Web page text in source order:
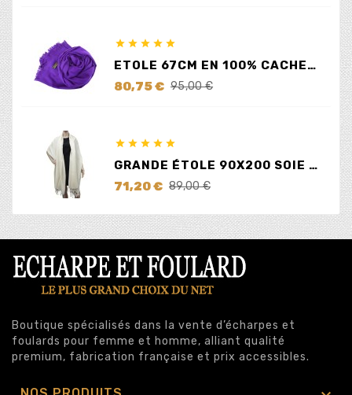
    
ETOLE 67CM EN 100% CACHEMIRE LILAS
80,75 € 95,00 €
    
GRANDE ÉTOLE 90X200 SOIE ET CACHEMIRE ÉCRUE
71,20 € 89,00 €
base
Boutique spécialisés dans la vente d’écharpes et
foulards pour femme et homme, alliant qualité
premium, fabrication française et prix accessibles.